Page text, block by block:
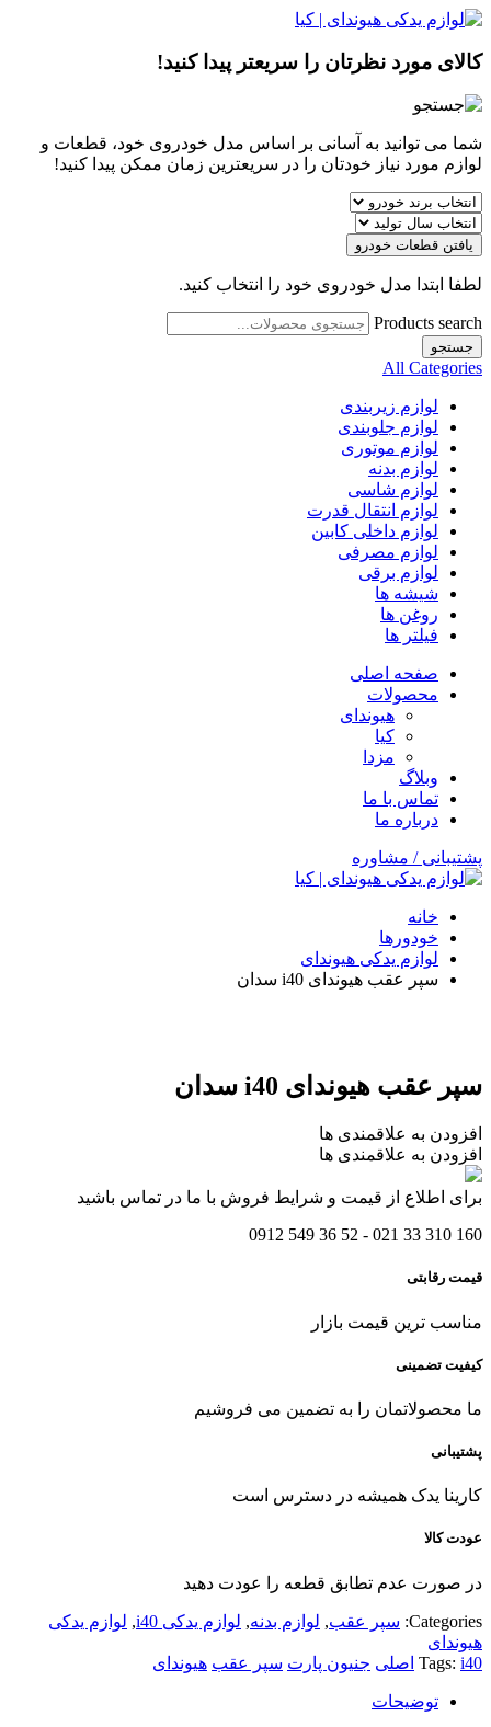
کالای مورد نظرتان را سریعتر پیدا کنید!
شما می توانید به آسانی بر اساس مدل خودروی خود، قطعات و
لوازم مورد نیاز خودتان را در سریعترین زمان ممکن پیدا کنید!
یافتن قطعات خودرو
لطفا ابتدا مدل خودروی خود را انتخاب کنید.
Products search
جستجو
All Categories
لوازم زیربندی
لوازم جلوبندی
لوازم موتوری
لوازم بدنه
لوازم شاسی
لوازم انتقال قدرت
لوازم داخلی کابین
لوازم مصرفی
لوازم برقی
شیشه ها
روغن ها
فیلتر ها
صفحه اصلی
محصولات
هیوندای
کیا
مزدا
وبلاگ
تماس با ما
درباره ما
پشتیبانی / مشاوره
خانه
خودورها
لوازم یدکی هیوندای
سپر عقب هیوندای i40 سدان
سپر عقب هیوندای i40 سدان
افزودن به علاقمندی ها
افزودن به علاقمندی ها
برای اطلاع از قیمت و شرایط فروش با ما در تماس باشید
160 310 33 021 - 52 36 549 0912
قیمت رقابتی
مناسب ترین قیمت بازار
کیفیت تضمینی
ما محصولاتمان را به تضمین می فروشیم
پشتیبانی
کارینا یدک همیشه در دسترس است
عودت کالا
در صورت عدم تطابق قطعه را عودت دهید
Categories: سپر عقب, لوازم بدنه, لوازم یدکی i40 , لوازم یدکی
هیوندای
Tags: i40 اصلی جنیون پارت سپر عقب هیوندای
توضیحات